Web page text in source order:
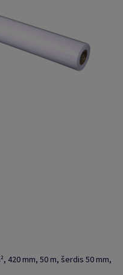
420 mm, 50 m, šerdis 50 mm,